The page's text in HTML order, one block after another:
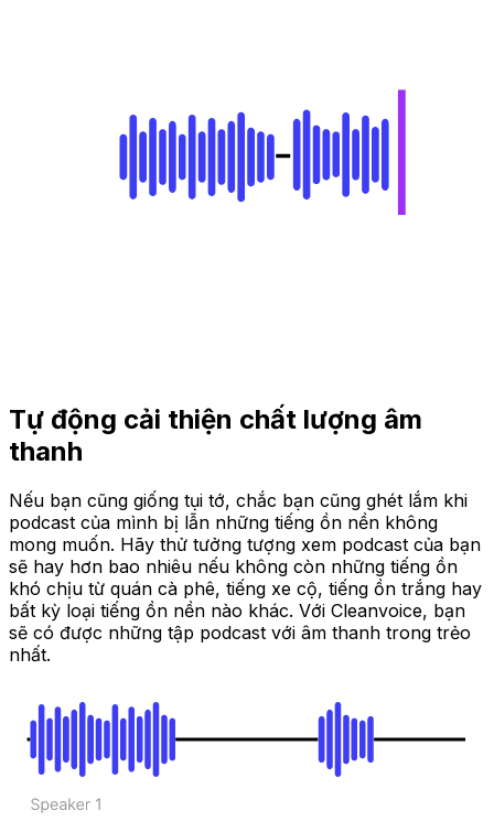
Tự động cải thiện chất lượng âm
thanh
Nếu bạn cũng giống tụi tớ, chắc bạn cũng ghét lắm khi
podcast của mình bị lẫn những tiếng ồn nền không
mong muốn. Hãy thử tưởng tượng xem podcast của bạn
sẽ hay hơn bao nhiêu nếu không còn những tiếng ồn
khó chịu từ quán cà phê, tiếng xe cộ, tiếng ồn trắng hay
bất kỳ loại tiếng ồn nền nào khác. Với Cleanvoice, bạn
sẽ có được những tập podcast với âm thanh trong trẻo
nhất.